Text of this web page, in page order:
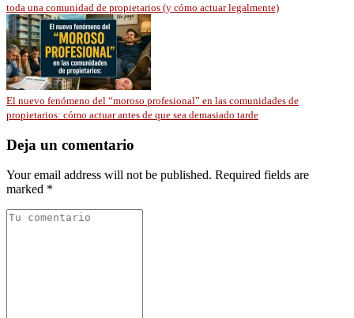
toda una comunidad de propietarios (y cómo actuar legalmente)
El nuevo fenómeno del “moroso profesional” en las comunidades de
propietarios: cómo actuar antes de que sea demasiado tarde
Deja un comentario
Your email address will not be published. Required fields are
marked *